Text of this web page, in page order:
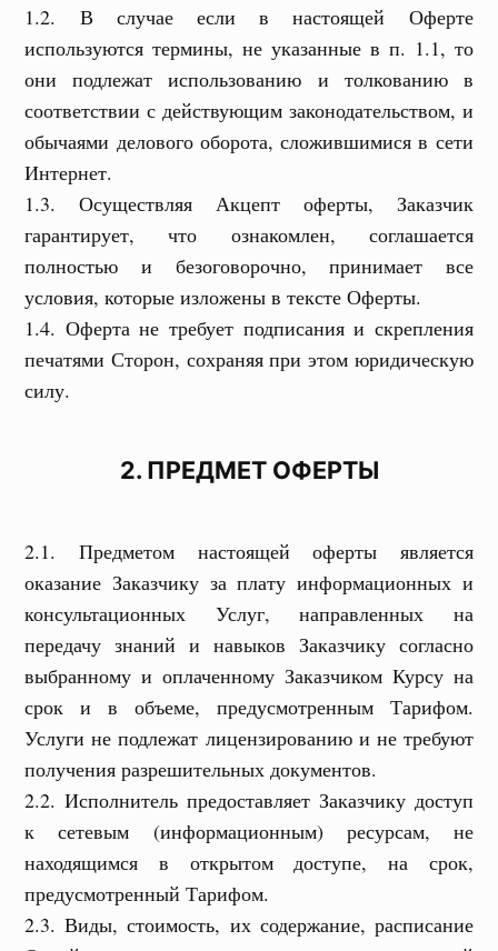
1.2. В случае если в настоящей Оферте
используются термины, не указанные в п. 1.1, то
они подлежат использованию и толкованию в
соответствии с действующим законодательством, и
обычаями делового оборота, сложившимися в сети
Интернет.
1.3. Осуществляя Акцепт оферты, Заказчик
гарантирует, что ознакомлен, соглашается
полностью и безоговорочно, принимает все
условия, которые изложены в тексте Оферты.
1.4. Оферта не требует подписания и скрепления
печатями Сторон, сохраняя при этом юридическую
силу.
2. ПРЕДМЕТ ОФЕРТЫ
2.1. Предметом настоящей оферты является
оказание Заказчику за плату информационных и
консультационных Услуг, направленных на
передачу знаний и навыков Заказчику согласно
выбранному и оплаченному Заказчиком Курсу на
срок и в объеме, предусмотренным Тарифом.
Услуги не подлежат лицензированию и не требуют
получения разрешительных документов.
2.2. Исполнитель предоставляет Заказчику доступ
к сетевым (информационным) ресурсам, не
находящимся в открытом доступе, на срок,
предусмотренный Тарифом.
2.3. Виды, стоимость, их содержание, расписание